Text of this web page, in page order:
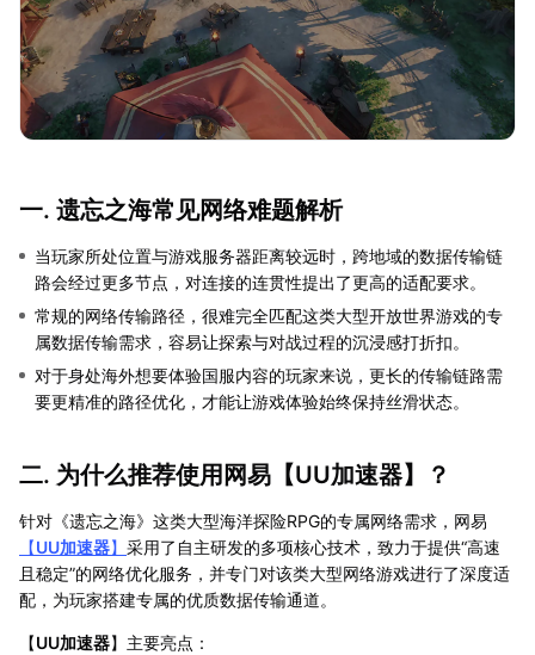
一. 遗忘之海常见网络难题解析
当玩家所处位置与游戏服务器距离较远时，跨地域的数据传输链
路会经过更多节点，对连接的连贯性提出了更高的适配要求。
常规的网络传输路径，很难完全匹配这类大型开放世界游戏的专
属数据传输需求，容易让探索与对战过程的沉浸感打折扣。
对于身处海外想要体验国服内容的玩家来说，更长的传输链路需
要更精准的路径优化，才能让游戏体验始终保持丝滑状态。
二. 为什么推荐使用网易【UU加速器】？
针对《遗忘之海》这类大型海洋探险RPG的专属网络需求，网易
【UU加速器】 采用了自主研发的多项核心技术，致力于提供“高速
且稳定”的网络优化服务，并专门对该类大型网络游戏进行了深度适
配，为玩家搭建专属的优质数据传输通道。
【UU加速器】主要亮点：